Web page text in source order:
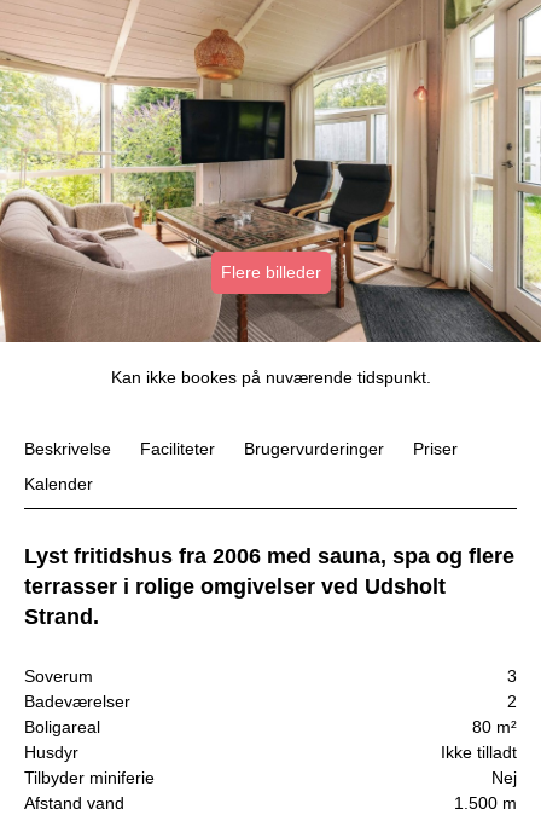
Flere billeder
Kan ikke bookes på nuværende tidspunkt.
Beskrivelse Faciliteter Brugervurderinger
Priser
Kalender
Lyst fritidshus fra 2006 med sauna, spa og flere
terrasser i rolige omgivelser ved Udsholt
Strand.
Soverum
3
Badeværelser
2
Boligareal
80 m²
Husdyr
Ikke tilladt
Tilbyder miniferie
Nej
Afstand vand
1.500 m